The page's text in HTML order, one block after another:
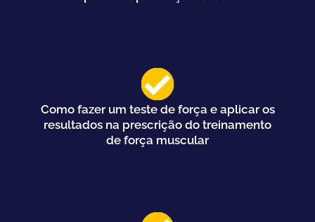
Como fazer um teste de força e aplicar os
resultados na prescrição do treinamento
de força muscular